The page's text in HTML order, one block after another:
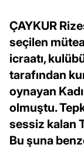
ÇAYKUR
seçilen
icraatı,
tarafından
oynayan
olmuştu.
sessiz kalan
Bu şuna